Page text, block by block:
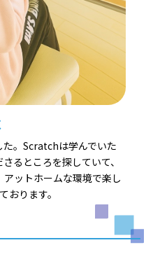
。Scratchは学んでいた
るところを探していて、
ットホームな環境で楽し
おります。